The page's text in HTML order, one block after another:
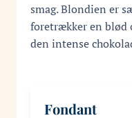
smag. Blondien er
foretrækker en blød
den intense
Fondant